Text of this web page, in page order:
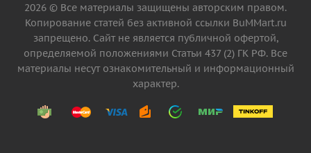
2026 © Все материалы защищены авторским правом.
Копирование статей без активной ссылки BuMMart.ru
запрещено. Сайт не является публичной офертой,
определяемой положениями Статьи 437 (2) ГК РФ. Все
материалы несут ознакомительный и информационный
характер.